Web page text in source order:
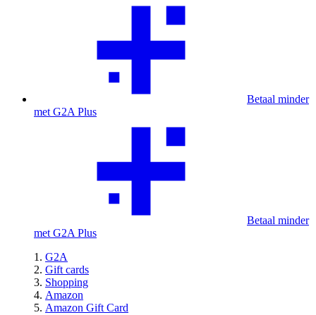
Betaal minder
met G2A Plus
Betaal minder
met G2A Plus
G2A
Gift cards
Shopping
Amazon
Amazon Gift Card